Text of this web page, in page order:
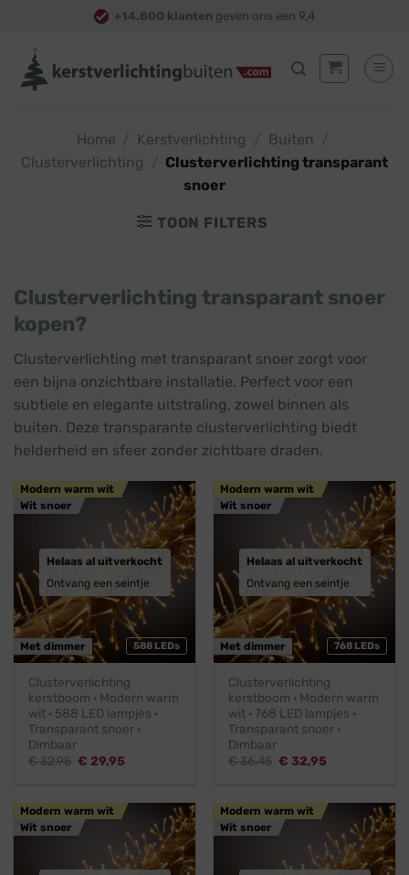
content
+14.800 klanten geven ons een 9,4
Home Kerstverlichting Buiten
Clusterverlichting
Clusterverlichting transparant
snoer
TOON FILTERS
Clusterverlichting transparant snoer
kopen?
Clusterverlichting met transparant snoer zorgt voor
een bijna onzichtbare installatie. Perfect voor een
subtiele en elegante uitstraling, zowel binnen als
buiten. Deze transparante clusterverlichting biedt
helderheid en sfeer zonder zichtbare draden.
588 LEDs
Modern warm wit
Wit snoer
Met dimmer
Helaas al uitverkocht
Ontvang een seintje
Clusterverlichting
kerstboom · Modern warm
wit · 588 LED lampjes ·
Transparant snoer ·
Dimbaar
€32,95 Oorspronkelijke
€ 29,95
768 LEDs
Modern warm wit
Wit snoer
Met dimmer
Helaas al uitverkocht
Ontvang een seintje
Clusterverlichting
kerstboom · Modern warm
wit · 768 LED lampjes ·
Transparant snoer ·
Dimbaar
€36,45 Oorspronkelijke
€ 32,95
Modern warm wit
Wit snoer
Modern warm wit
Wit snoer